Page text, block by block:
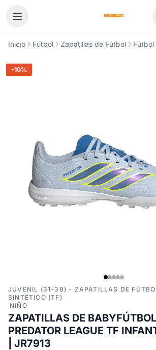
Inicio Fútbol Zapatillas de Fútbol Fútbol
-10%
JUVENIL (31-38) - ZAPATILLAS DE
SINTÉTICO (TF)
·NIÑO
ZAPATILLAS DE
PREDATOR LEAGUE TF
| JR7913